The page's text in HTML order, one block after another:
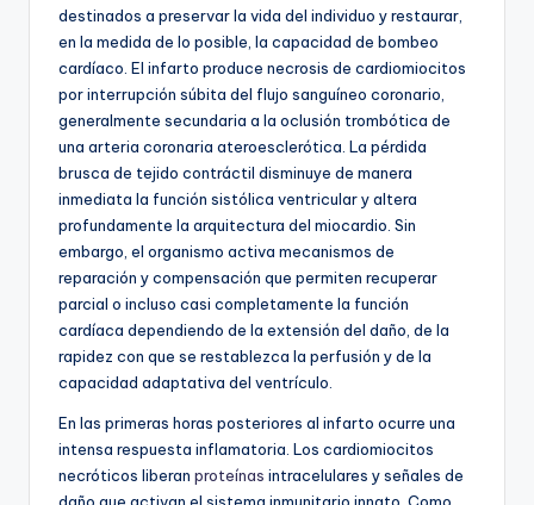
destinados a preservar la vida del individuo y restaurar,
en la medida de lo posible, la capacidad de bombeo
cardíaco. El infarto produce necrosis de cardiomiocitos
por interrupción súbita del flujo sanguíneo coronario,
generalmente secundaria a la oclusión trombótica de
una arteria coronaria ateroesclerótica. La pérdida
brusca de tejido contráctil disminuye de manera
inmediata la función sistólica ventricular y altera
profundamente la arquitectura del miocardio. Sin
embargo, el organismo activa mecanismos de
reparación y compensación que permiten recuperar
parcial o incluso casi completamente la función
cardíaca dependiendo de la extensión del daño, de la
rapidez con que se restablezca la perfusión y de la
capacidad adaptativa del ventrículo.
En las primeras horas posteriores al infarto ocurre una
intensa respuesta inflamatoria. Los cardiomiocitos
necróticos liberan proteínas intracelulares y señales de
daño que activan el sistema inmunitario innato. Como